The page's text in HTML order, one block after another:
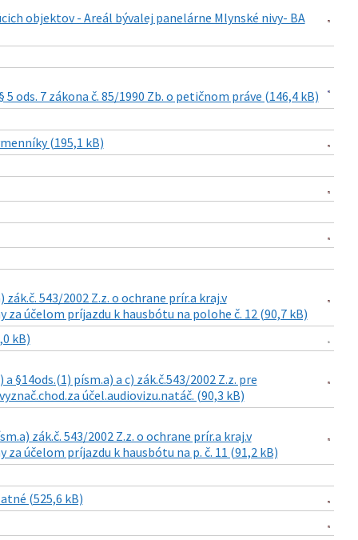
objektov - Areál bývalej panelárne Mlynské nivy- BA
ods. 7 zákona č. 85/1990 Zb. o petičnom práve (146,4 kB)
(195,1 kB)
543/2002 Z.z. o ochrane prír.a kraj.v
účelom príjazdu k hausbótu na polohe č. 12 (90,7 kB)
kB)
§14ods.(1) písm.a) a c) zák.č.543/2002 Z.z. pre
účel.audiovizu.natáč. (90,3 kB)
zák.č. 543/2002 Z.z. o ochrane prír.a kraj.v
účelom príjazdu k hausbótu na p. č. 11 (91,2 kB)
(525,6 kB)